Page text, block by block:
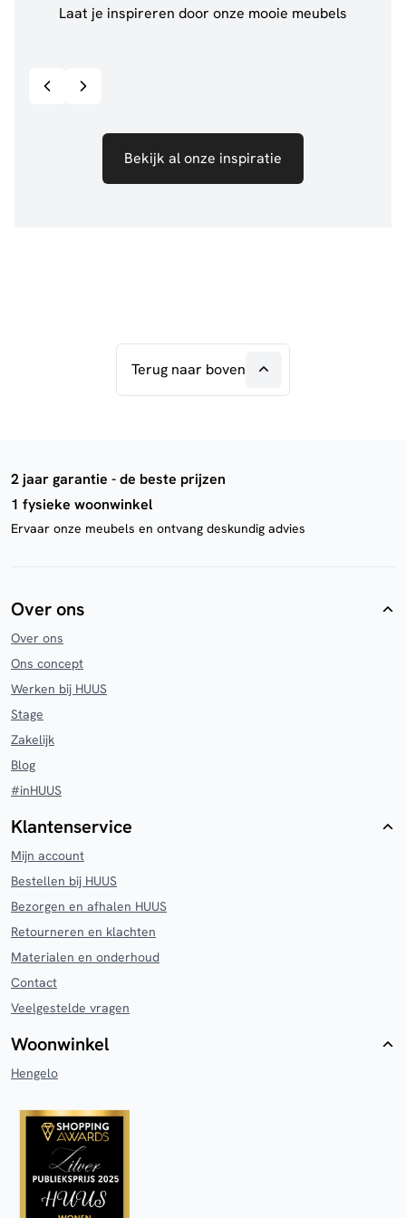
Laat je inspireren door onze mooie meubels
Bekijk al onze inspiratie
Terug naar boven
2 jaar garantie - de beste prijzen
1 fysieke woonwinkel
Ervaar onze meubels en ontvang deskundig advies
Over ons
Over ons
Ons concept
Werken bij HUUS
Stage
Zakelijk
Blog
#inHUUS
Klantenservice
Mijn account
Bestellen bij HUUS
Bezorgen en afhalen HUUS
Retourneren en klachten
Materialen en onderhoud
Contact
Veelgestelde vragen
Woonwinkel
Hengelo